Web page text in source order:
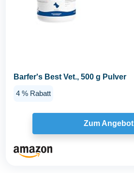
Barfer's Best Vet., 500 g Pulver
4 % Rabatt
Zum Angebot